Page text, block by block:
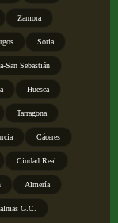
Zamora
Soria
San Sebastián
Huesca
Tarragona
Cáceres
Ciudad Real
Almería
G.C.